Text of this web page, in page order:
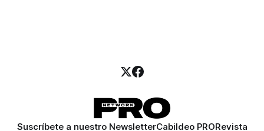
Suscríbete a nuestro NewsletterCabildeo PRORevista